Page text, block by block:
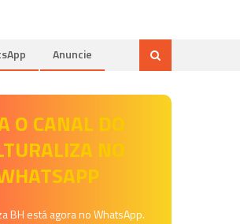
Anuncie
O CANAL DO
NO
BH está agora no WhatsApp.